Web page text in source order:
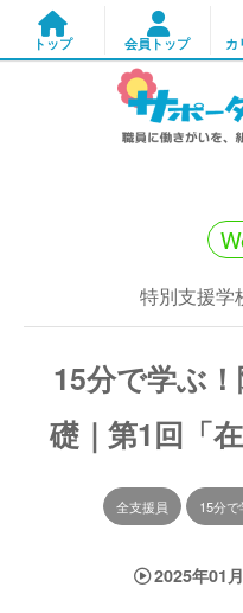
特別支援学
15分で学ぶ
礎｜第1回「
全支援員 15分
2025年01